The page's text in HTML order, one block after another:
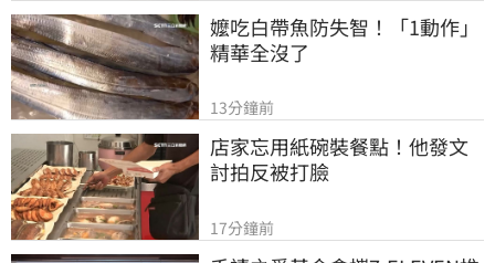
嬤吃白帶魚防失智！「1動作」
精華全沒了
13分鐘前
店家忘用紙碗裝餐點！他發文
討拍反被打臉
17分鐘前